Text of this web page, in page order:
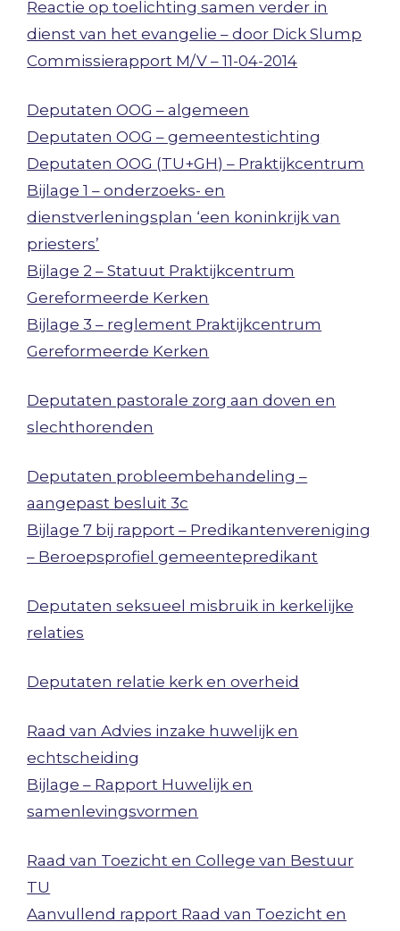
Reactie op toelichting samen verder in
dienst van het evangelie – door Dick Slump
Commissierapport M/V – 11-04-2014
Deputaten OOG – algemeen
Deputaten OOG – gemeentestichting
Deputaten OOG (TU+GH) – Praktijkcentrum
Bijlage 1 – onderzoeks- en
dienstverleningsplan ‘een koninkrijk van
priesters’
Bijlage 2 – Statuut Praktijkcentrum
Gereformeerde Kerken
Bijlage 3 – reglement Praktijkcentrum
Gereformeerde Kerken
Deputaten pastorale zorg aan doven en
slechthorenden
Deputaten probleembehandeling –
aangepast besluit 3c
Bijlage 7 bij rapport – Predikantenvereniging
– Beroepsprofiel gemeentepredikant
Deputaten seksueel misbruik in kerkelijke
relaties
Deputaten relatie kerk en overheid
Raad van Advies inzake huwelijk en
echtscheiding
Bijlage – Rapport Huwelijk en
samenlevingsvormen
Raad van Toezicht en College van Bestuur
TU
Aanvullend rapport Raad van Toezicht en